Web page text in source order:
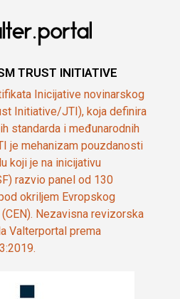
TRUST INITIATIVE
Inicijative novinarskog
Initiative/JTI), koja definira
standarda i međunarodnih
je mehanizam pouzdanosti
koji je na inicijativu
razvio panel od 130
okriljem Evropskog
Nezavisna revizorska
Valterportal prema